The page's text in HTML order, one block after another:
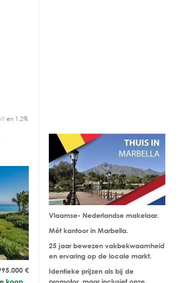
en 1,2%
Vlaamse- Nederlandse makelaar.
Mét kantoor in Marbella.
25 jaar bewezen vakbekwaamheid
en ervaring op de locale markt.
Identieke prijzen als bij de
promotor, maar inclusief onze
€
koop